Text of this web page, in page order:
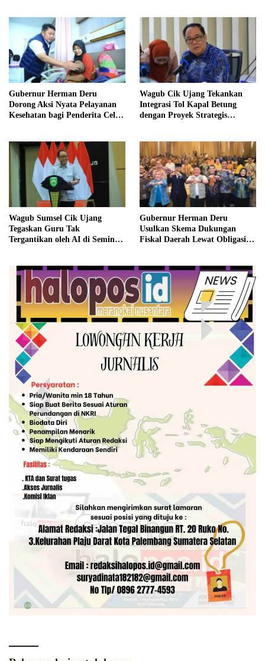
Gubernur Herman Deru
Dorong Aksi Nyata Pelayanan
Kesehatan bagi Penderita Celah
Wagub Cik Ujang Tekankan
Integrasi Tol Kapal Betung
dengan Proyek Strategis
Wagub Sumsel Cik Ujang
Tegaskan Guru Tak
Tergantikan oleh AI di Seminar
Gubernur Herman Deru
Usulkan Skema Dukungan
Fiskal Daerah Lewat Obligasi